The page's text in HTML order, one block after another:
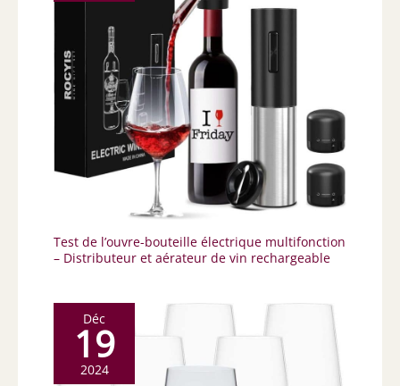
Test de l’ouvre-bouteille électrique multifonction
– Distributeur et aérateur de vin rechargeable
Déc
19
2024